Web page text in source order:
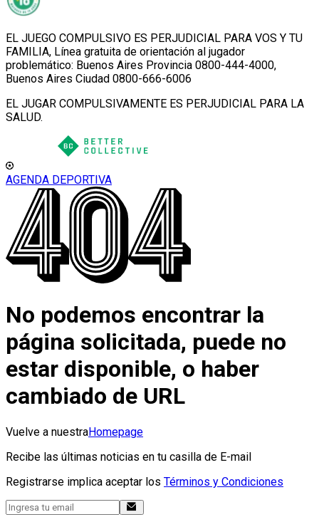
EL JUEGO COMPULSIVO ES PERJUDICIAL PARA VOS Y TU
FAMILIA, Línea gratuita de orientación al jugador
problemático: Buenos Aires Provincia 0800-444-4000,
Buenos Aires Ciudad 0800-666-6006
EL JUGAR COMPULSIVAMENTE ES PERJUDICIAL PARA LA
SALUD.
AGENDA DEPORTIVA
No podemos encontrar la
página solicitada, puede no
estar disponible, o haber
cambiado de URL
Vuelve a nuestraHomepage
Recibe las últimas noticias en tu casilla de E-mail
Registrarse implica aceptar los Términos y Condiciones